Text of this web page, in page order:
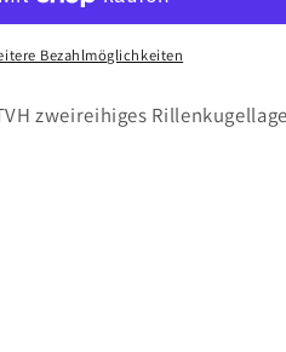
Bezahlmöglichkeiten
zweireihiges